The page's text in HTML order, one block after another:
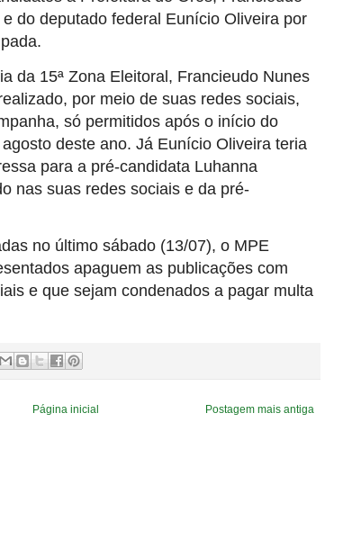
do deputado federal Eunício Oliveira por
da 15ª Zona Eleitoral, Francieudo Nunes
por meio de suas redes sociais,
só permitidos após o início do
deste ano. Já Eunício Oliveira teria
para a pré-candidata Luhanna
nas suas redes sociais e da pré-
no último sábado (13/07), o MPE
apaguem as publicações com
e que sejam condenados a pagar multa
Postagem mais antiga
Página inicial